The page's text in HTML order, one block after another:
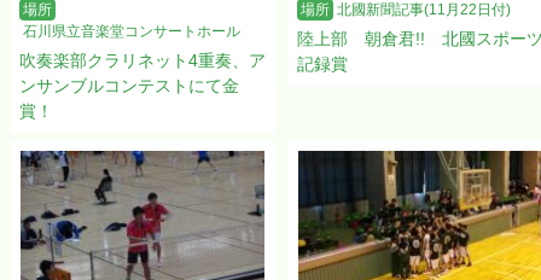
場所
石川県立音楽堂コンサートホール
吹奏楽部クラリネット4重奏、ア
ンサンブルコンテストにて金
賞！
場所 北國新聞記事(11月22日付)
陸上部 朝倉君!! 北國スポー
記録賞